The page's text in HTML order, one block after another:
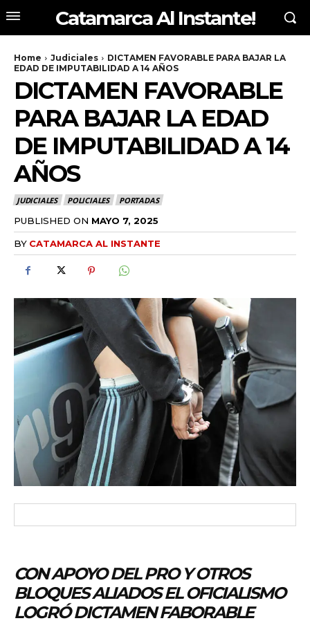
Catamarca Al Instante!
Home Judiciales
DICTAMEN FAVORABLE PARA BAJAR LA
EDAD DE IMPUTABILIDAD A 14 AÑOS
DICTAMEN FAVORABLE
PARA BAJAR LA EDAD
DE IMPUTABILIDAD A 14
AÑOS
JUDICIALES POLICIALES PORTADAS
PUBLISHED ON MAYO 7, 2025
BY CATAMARCA AL INSTANTE
CON APOYO DEL PRO Y OTROS
BLOQUES ALIADOS EL OFICIALISMO
LOGRÓ DICTAMEN FABORABLE